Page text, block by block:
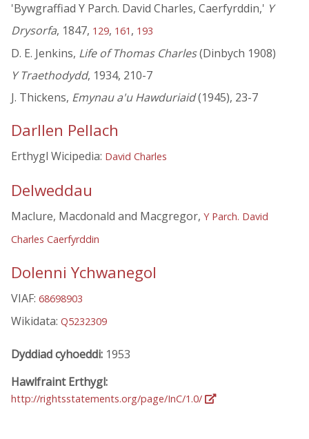
'Bywgraffiad Y Parch. David Charles, Caerfyrddin,' Y
Drysorfa, 1847, 129, 161 , 193
D. E. Jenkins, Life of Thomas Charles(Dinbych 1908)
Y Traethodydd, 1934, 210-7
J. Thickens, Emynau a'u Hawduriaid(1945), 23-7
Darllen Pellach
Erthygl Wicipedia: David Charles
Delweddau
Maclure, Macdonald and Macgregor, Y Parch. David
Charles Caerfyrddin
Dolenni Ychwanegol
VIAF: 68698903
Wikidata: Q5232309
Dyddiad cyhoeddi: 1953
Hawlfraint Erthygl:
http://rightsstatements.org/page/InC/1.0/